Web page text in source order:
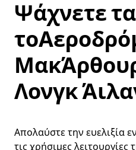
Ψάχνετε
Λονγκ
Απολαύστε την ευελιξία
τις χρήσιμες